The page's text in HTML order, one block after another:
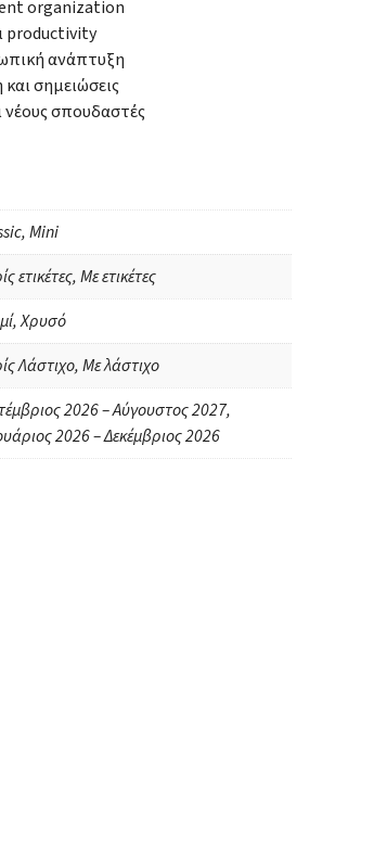
organization
productivity
ανάπτυξη
σημειώσεις
νέους σπουδαστές
Mini
ετικέτες, Με ετικέτες
Χρυσό
Λάστιχο, Με λάστιχο
2026 – Αύγουστος 2027,
2026 – Δεκέμβριος 2026